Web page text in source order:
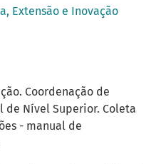
Extensão e Inovação
Coordenação de
de Nível Superior. Coleta
- manual de